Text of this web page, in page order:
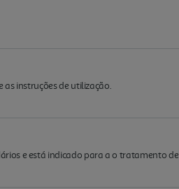
as instruções de utilização.
e está indicado para a o tratamento de